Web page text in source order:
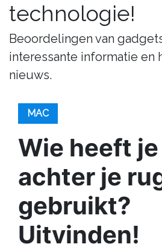
technologie!
Beoordelingen van
interessante informatie en
nieuws.
MAC
Wie heeft
achter je
gebruikt?
Uitvinden!